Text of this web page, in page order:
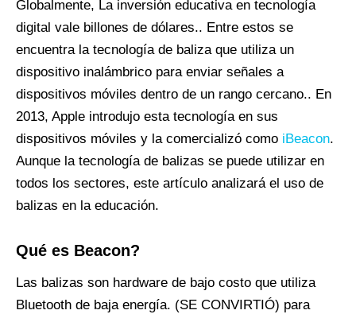
Globalmente, La inversión educativa en tecnología
digital vale billones de dólares.. Entre estos se
encuentra la tecnología de baliza que utiliza un
dispositivo inalámbrico para enviar señales a
dispositivos móviles dentro de un rango cercano.. En
2013, Apple introdujo esta tecnología en sus
dispositivos móviles y la comercializó como iBeacon.
Aunque la tecnología de balizas se puede utilizar en
todos los sectores, este artículo analizará el uso de
balizas en la educación.
Qué es Beacon?
Las balizas son hardware de bajo costo que utiliza
Bluetooth de baja energía. (SE CONVIRTIÓ) para